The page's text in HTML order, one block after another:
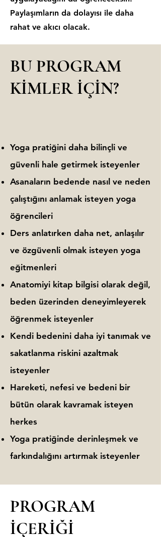
Paylaşımların da dolayısı ile daha
rahat ve akıcı olacak.
BU PROGRAM
KİMLER İÇİN?
Yoga pratiğini daha bilinçli ve
güvenli hale getirmek isteyenler
Asanaların bedende nasıl ve neden
çalıştığını anlamak isteyen yoga
öğrencileri
Ders anlatırken daha net, anlaşılır
ve özgüvenli olmak isteyen yoga
eğitmenleri
Anatomiyi kitap bilgisi olarak değil,
beden üzerinden deneyimleyerek
öğrenmek isteyenler
Kendi bedenini daha iyi tanımak ve
sakatlanma riskini azaltmak
isteyenler
Hareketi, nefesi ve bedeni bir
bütün olarak kavramak isteyen
herkes
Yoga pratiğinde derinleşmek ve
farkındalığını artırmak isteyenler
PROGRAM
İÇERİĞİ